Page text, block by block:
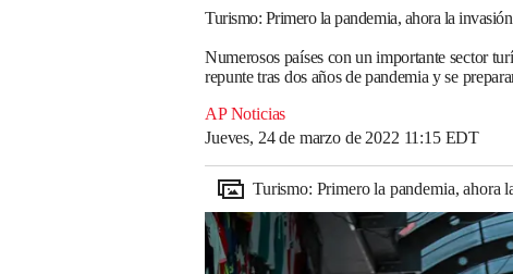
Turismo: Primero la pandemia, ahora la
Numerosos países con un importante sector
repunte tras dos años de pandemia y se
AP Noticias
Jueves, 24 de marzo de 2022 11:15 EDT
Turismo: Primero la pandemia, ahora